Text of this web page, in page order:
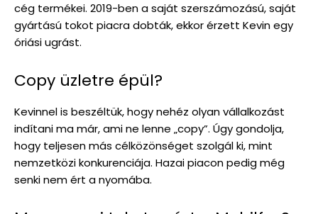
cég termékei. 2019-ben a saját szerszámozású, saját
gyártású tokot piacra dobták, ekkor érzett Kevin egy
óriási ugrást.
Copy üzletre épül?
Kevinnel is beszéltük, hogy nehéz olyan vállalkozást
indítani ma már, ami ne lenne „copy”. Úgy gondolja,
hogy teljesen más célközönséget szolgál ki, mint
nemzetközi konkurenciája. Hazai piacon pedig még
senki nem ért a nyomába.